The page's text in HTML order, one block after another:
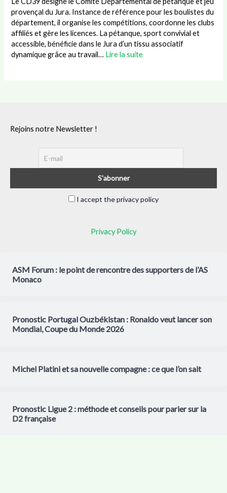
provençal du Jura. Instance de référence pour les boulistes du
département, il organise les compétitions, coordonne les clubs
affiliés et gère les licences. La pétanque, sport convivial et
accessible, bénéficie dans le Jura d’un tissu associatif
dynamique grâce au travail… Lire la suite
Rejoins notre Newsletter !
I accept the privacy policy
Privacy Policy
ASM Forum : le point de rencontre des supporters de l’AS
Monaco
Pronostic Portugal Ouzbékistan : Ronaldo veut lancer son
Mondial, Coupe du Monde 2026
Michel Platini et sa nouvelle compagne : ce que l’on sait
Pronostic Ligue 2 : méthode et conseils pour parier sur la
D2 française